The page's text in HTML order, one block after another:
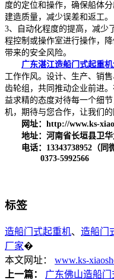
度的定位和操作，确保船体
建造质量，减少误差和返工。
3、自动化程度的提高，减少
程控制或操作室进行操作，
带来的安全风险。
广东湛江造船门式起重
工作作风。设计、生产、销
齿轮组，共同推动企业前进
益求精的态度对待每一个细
机，期待与您合作，让我们的
网址：http://www.ks-
地址：河南省长垣县卫华
电话：13343738952（同微
0373-5992566
标签
造船门式起重机、 造船门
厂家�
本文网址： www.ks-
上一篇：
广东佛山造船